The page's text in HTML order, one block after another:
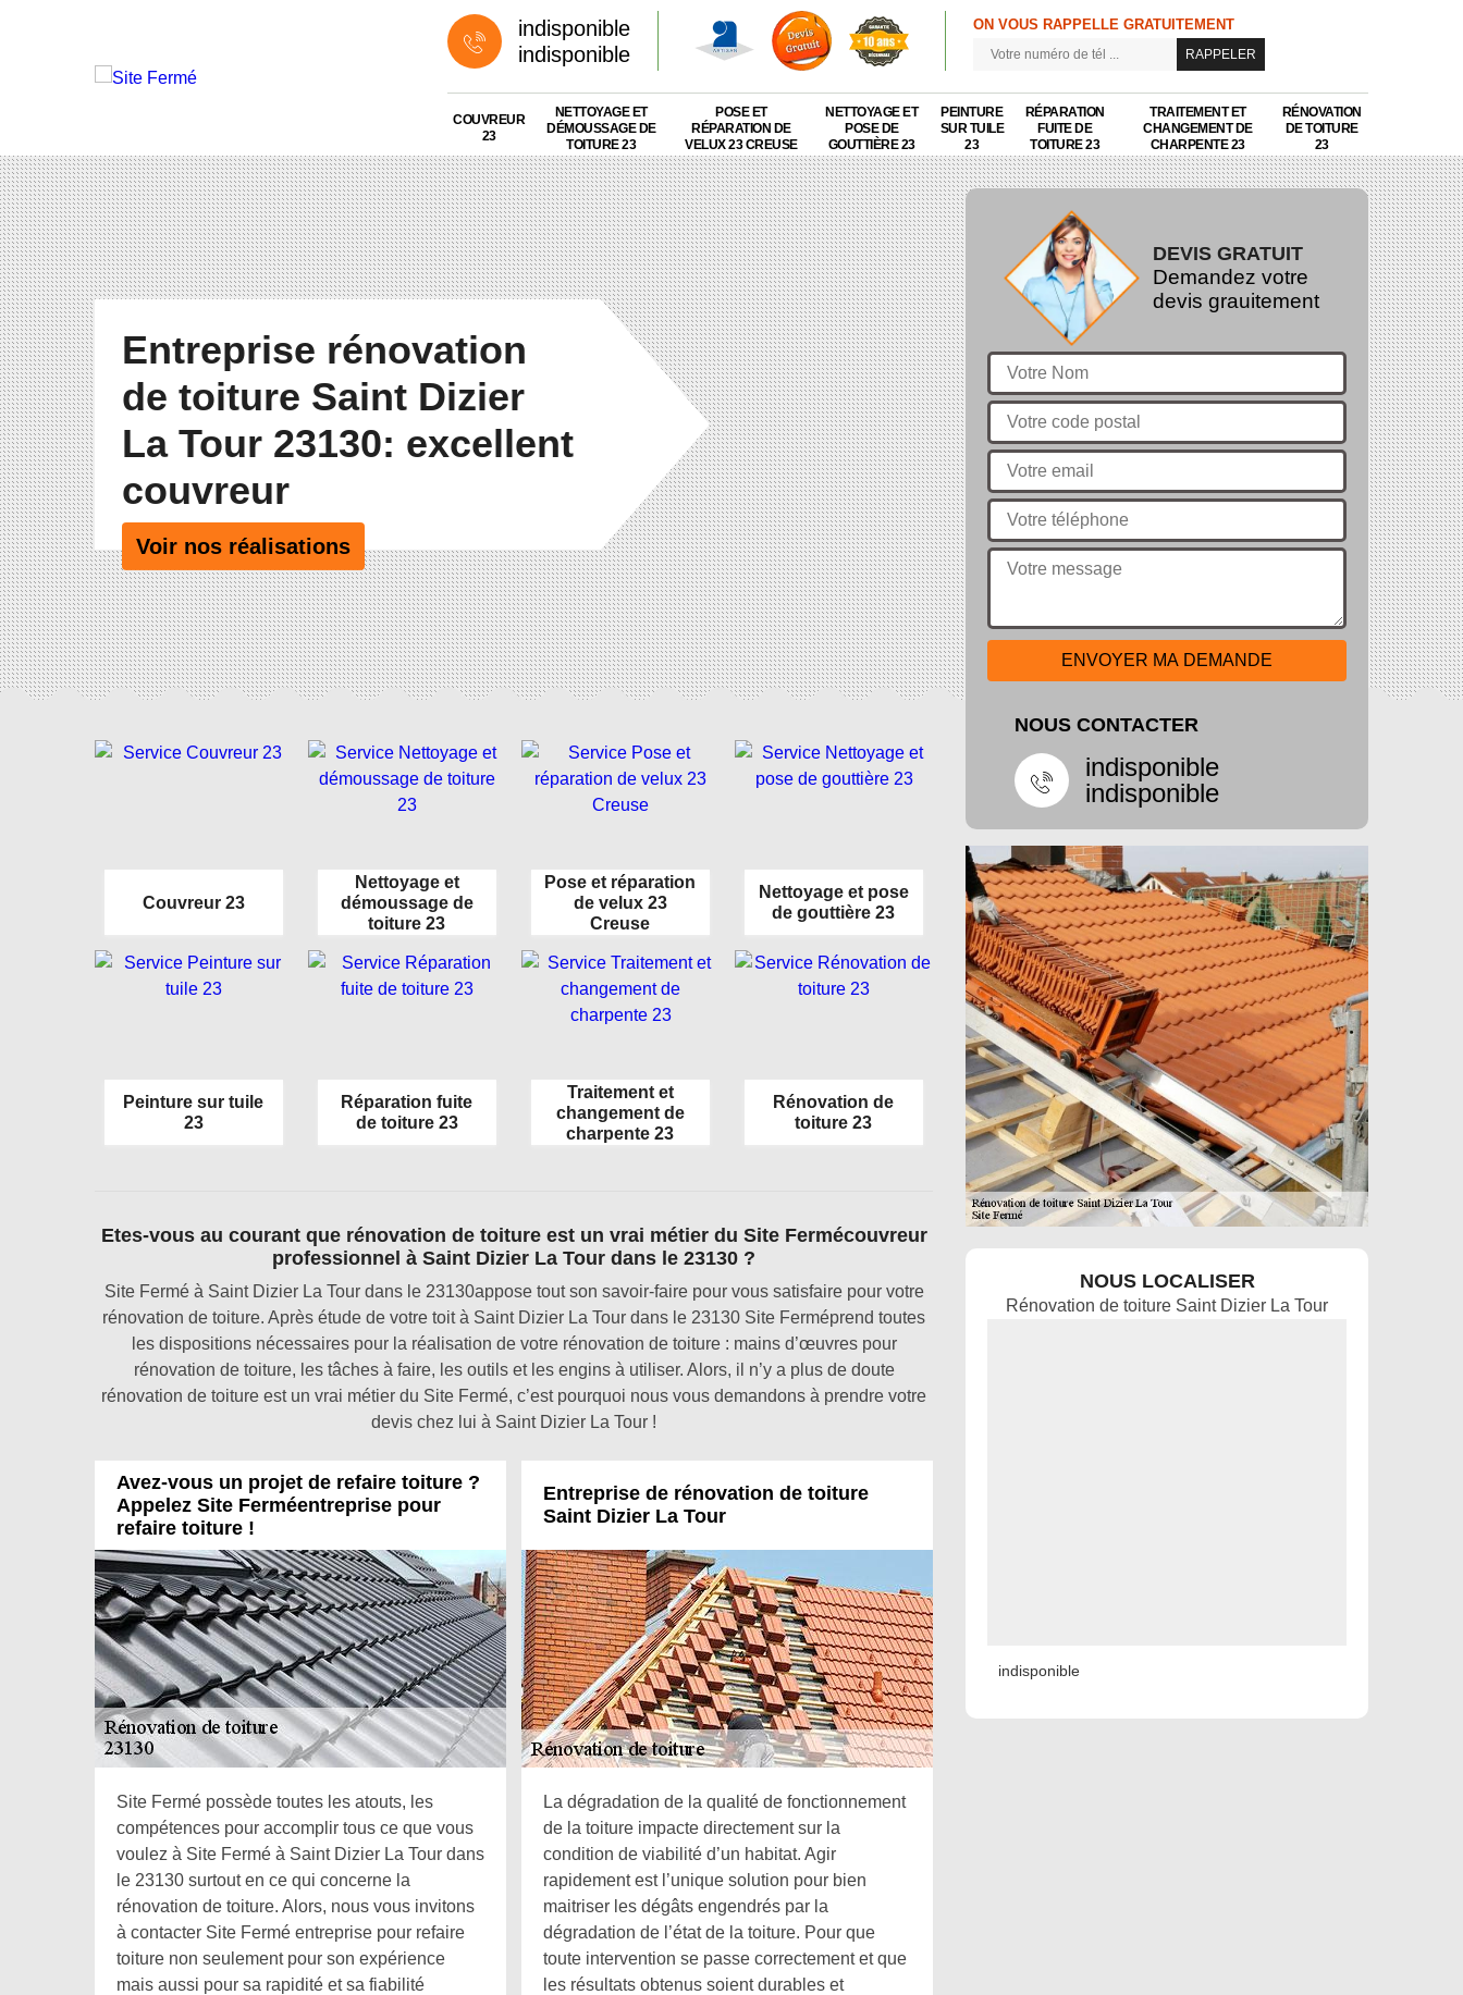
indisponible
indisponible
ON VOUS RAPPELLE GRATUITEMENT
COUVREUR
23
NETTOYAGE ET
DÉMOUSSAGE DE
TOITURE 23
POSE ET
RÉPARATION DE
VELUX 23 CREUSE
NETTOYAGE ET
POSE DE
GOUTTIÈRE 23
PEINTURE
SUR TUILE
23
RÉPARATION
FUITE DE
TOITURE 23
TRAITEMENT ET
CHANGEMENT DE
CHARPENTE 23
RÉNOVATION
DE TOITURE
23
Entreprise rénovation
de toiture Saint Dizier
La Tour 23130: excellent
couvreur
Voir nos réalisations
Couvreur 23
Nettoyage et
démoussage de
toiture 23
Pose et réparation
de velux 23
Creuse
Nettoyage et pose
de gouttière 23
Peinture sur tuile
23
Réparation fuite
de toiture 23
Traitement et
changement de
charpente 23
Rénovation de
toiture 23
Etes-vous au courant que rénovation de toiture est un vrai métier du Site Fermécouvreur
professionnel à Saint Dizier La Tour dans le 23130 ?
Site Fermé à Saint Dizier La Tour dans le 23130appose tout son savoir-faire pour vous satisfaire pour votre
rénovation de toiture. Après étude de votre toit à Saint Dizier La Tour dans le 23130 Site Ferméprend toutes
les dispositions nécessaires pour la réalisation de votre rénovation de toiture : mains d’œuvres pour
rénovation de toiture, les tâches à faire, les outils et les engins à utiliser. Alors, il n’y a plus de doute
rénovation de toiture est un vrai métier du Site Fermé, c’est pourquoi nous vous demandons à prendre votre
devis chez lui à Saint Dizier La Tour !
Avez-vous un projet de refaire toiture ?
Appelez Site Ferméentreprise pour
refaire toiture !
Site Fermé possède toutes les atouts, les
compétences pour accomplir tous ce que vous
voulez à Site Fermé à Saint Dizier La Tour dans
le 23130 surtout en ce qui concerne la
rénovation de toiture. Alors, nous vous invitons
à contacter Site Fermé entreprise pour refaire
toiture non seulement pour son expérience
mais aussi pour sa rapidité et sa fiabilité
Entreprise de rénovation de toiture
Saint Dizier La Tour
La dégradation de la qualité de fonctionnement
de la toiture impacte directement sur la
condition de viabilité d’un habitat. Agir
rapidement est l’unique solution pour bien
maitriser les dégâts engendrés par la
dégradation de l’état de la toiture. Pour que
toute intervention se passe correctement et que
les résultats obtenus soient durables et
DEVIS GRATUIT
Demandez votre
devis grauitement
NOUS CONTACTER
indisponible
indisponible
NOUS LOCALISER
Rénovation de toiture Saint Dizier La Tour
indisponible